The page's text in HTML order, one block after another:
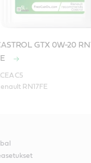
GTX 0W-20
C5
RN17FE